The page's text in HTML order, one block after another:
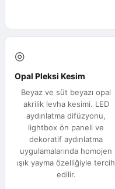
◎
Opal Pleksi Kesim
Beyaz ve süt beyazı opal
akrilik levha kesimi. LED
aydınlatma difüzyonu,
lightbox ön paneli ve
dekoratif aydınlatma
uygulamalarında homojen
ışık yayma özelliğiyle tercih
edilir.